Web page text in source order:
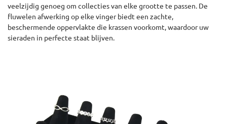
veelzijdig genoeg om collecties van elke grootte te passen. De
fluwelen afwerking op elke vinger biedt een zachte,
beschermende oppervlakte die krassen voorkomt, waardoor uw
sieraden in perfecte staat blijven.